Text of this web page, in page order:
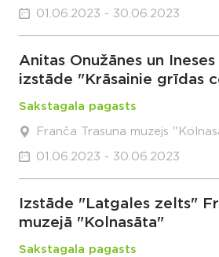
01.06.2023 - 30.06.2023
Anitas Onužānes un
izstāde "Krāsainie grīdas
Sakstagala pagasts
Franča Trasuna muzejs
01.06.2023 - 30.06.2023
Izstāde "Latgales zelts"
muzejā "Kolnasāta"
Sakstagala pagasts